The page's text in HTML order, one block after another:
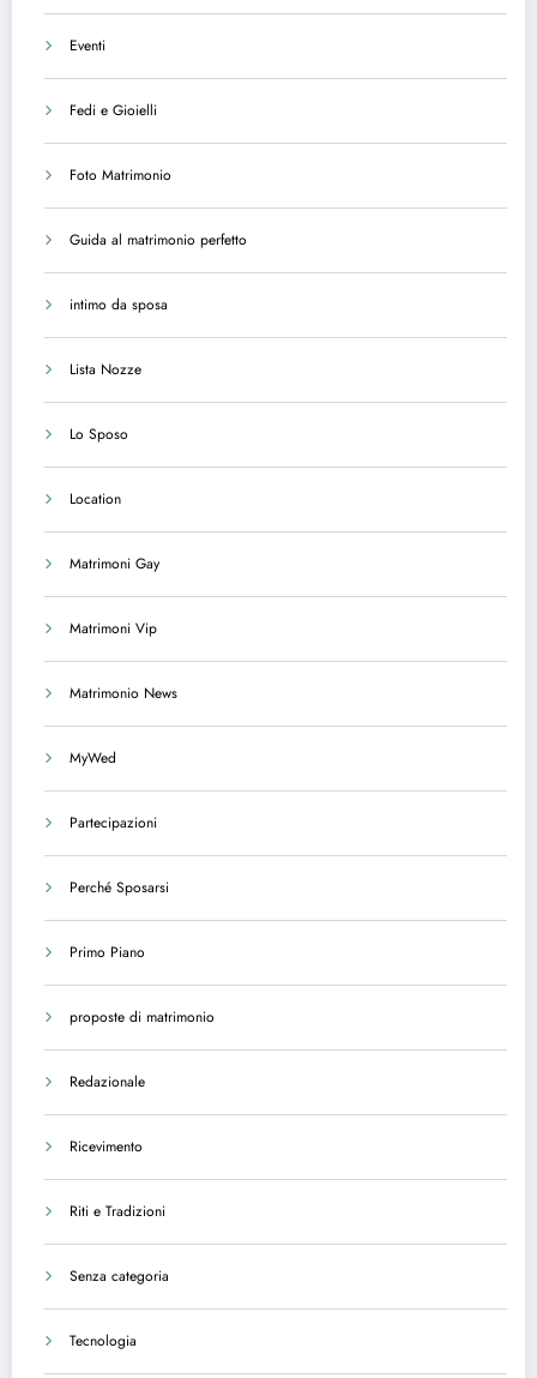
Eventi
Fedi e Gioielli
Foto Matrimonio
Guida al matrimonio perfetto
intimo da sposa
Lista Nozze
Lo Sposo
Location
Matrimoni Gay
Matrimoni Vip
Matrimonio News
MyWed
Partecipazioni
Perché Sposarsi
Primo Piano
proposte di matrimonio
Redazionale
Ricevimento
Riti e Tradizioni
Senza categoria
Tecnologia